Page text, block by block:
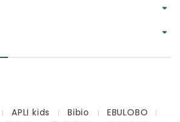
APLI kids Bibio
EBULOBO